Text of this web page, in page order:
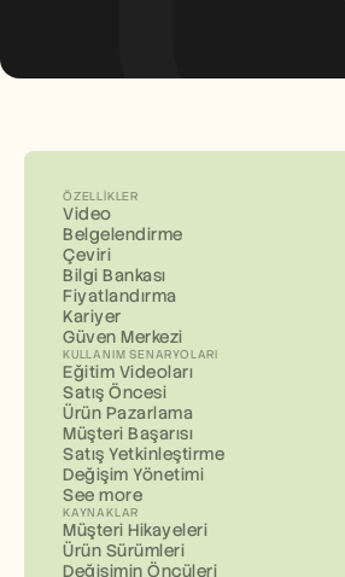
ÖZELLIKLER
Video
Belgelendirme
Çeviri
Bilgi Bankası
Fiyatlandırma
Kariyer
Güven Merkezi
KULLANIM SENARYOLARI
Eğitim Videoları
Satış Öncesi
Ürün Pazarlama
Müşteri Başarısı
Satış Yetkinleştirme
Değişim Yönetimi
See more
KAYNAKLAR
Müşteri Hikayeleri
Ürün Sürümleri
Değişimin Öncüleri